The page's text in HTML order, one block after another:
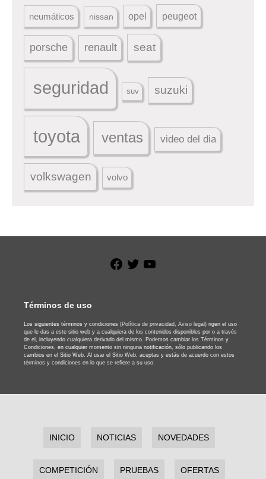
neumáticos nissan opel peugeot
porsche renault seat
seguridad suv suzuki
toyota ventas video del dia
volkswagen volvo
Facebook
Twitter
Términos de uso
Los siguientes términos y condiciones (Política de privacidad, Aviso legal) rigen el uso
que le das a este sitio web y a cualquiera de los contenidos disponibles por o a través
de el, incluyendo cualquiera derivado del mismo. Podemos cambiar los Términos y
Condiciones, en cualquier momento sin ninguna notificación, sólo publicando los
cambios en el Sitio Web. Al usar el Sitio Web, aceptas y estás de acuerdo con estos
términos y condiciones en lo que se refiere a su uso.
INICIO NOTICIAS NOVEDADES
COMPETICIÓN PRUEBAS OFERTAS